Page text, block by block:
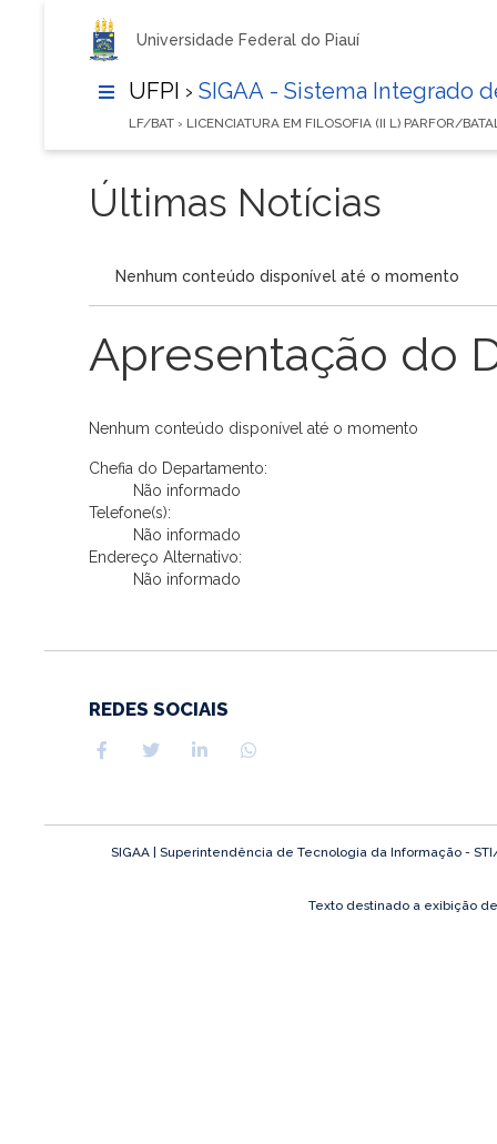
Universidade Federal do Piauí
UFPI › SIGAA - Sistema Integrado
LF/BAT › LICENCIATURA EM FILOSOFIA (II L) PARFOR/
Últimas Notícias
Nenhum conteúdo disponível até o momento
Apresentação do
Nenhum conteúdo disponível até o momento
Chefia do Departamento:
Não informado
Telefone(s):
Não informado
Endereço Alternativo:
Não informado
REDES SOCIAIS
SIGAA | Superintendência de Tecnologia da Informação -
Texto destinado a exibição